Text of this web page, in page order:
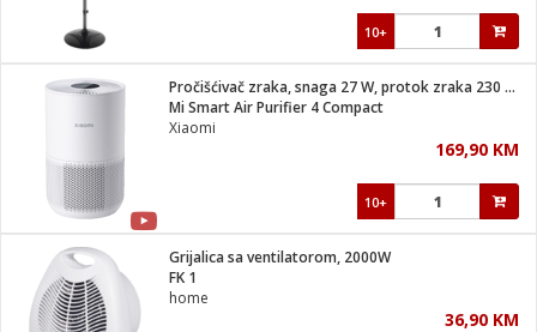
10+
Pročišćivač zraka, snaga 27 W, protok zraka 230 m³/h
Mi Smart Air Purifier 4 Compact
Xiaomi
169,90 KM
10+
Grijalica sa ventilatorom, 2000W
FK 1
home
36,90 KM